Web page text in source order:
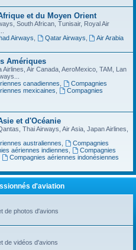
et du Moyen Orient
South African, Tunisair, Royal Air
Airways Qatar Airways
Air Arabia
Amériques
Air Canada, AeroMexico, TAM, Lan
canadiennes
Compagnies
mexicaines
Compagnies
et d'Océanie
Thai Airways, Air Asia, Japan Airlines,
australiennes
Compagnies
aériennes indiennes
Compagnies
Compagnies aériennes indonésiennes
d'aviation
de photos d'avions
de vidéos d'avions